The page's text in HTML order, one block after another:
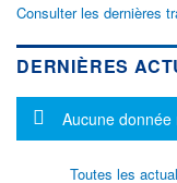
Consulter les dernières
DERNIÈRES
Message
Aucune
Toutes les